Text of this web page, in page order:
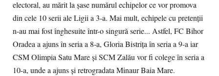
electoral, au mărit la șase numărul echipelor ce vor promova
din cele 10 serii ale Ligii a 3-a. Mai mult, echipele cu pretenții
n-au mai fost înghesuite într-o singură serie... Astfel, FC Bihor
Oradea a ajuns în seria a 8-a, Gloria Bistrița în seria a 9-a iar
CSM Olimpia Satu Mare și SCM Zalău vor fi colege în seria a
10-a, unde a ajuns și retrogradata Minaur Baia Mare.